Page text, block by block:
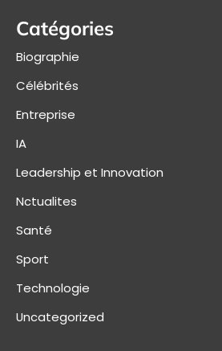
Catégories
Biographie
Célébrités
Entreprise
IA
Leadership et Innovation
Nctualites
Santé
Sport
Technologie
Uncategorized